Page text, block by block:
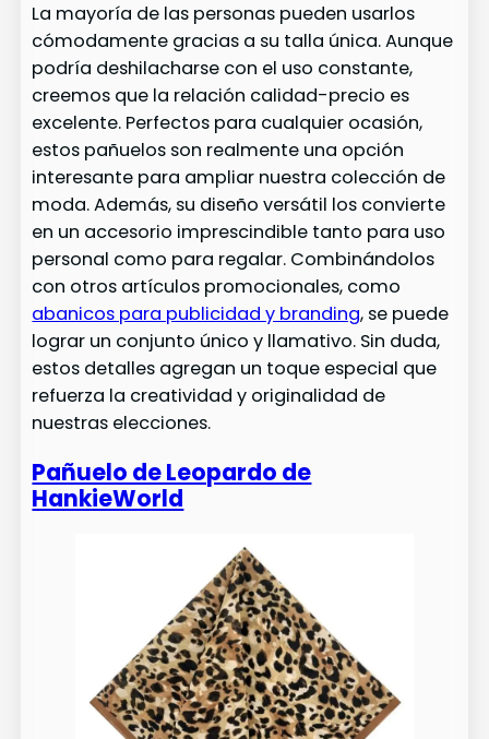
La mayoría de las personas pueden usarlos
cómodamente gracias a su talla única. Aunque
podría deshilacharse con el uso constante,
creemos que la relación calidad-precio es
excelente. Perfectos para cualquier ocasión,
estos pañuelos son realmente una opción
interesante para ampliar nuestra colección de
moda. Además, su diseño versátil los convierte
en un accesorio imprescindible tanto para uso
personal como para regalar. Combinándolos
con otros artículos promocionales, como
abanicos para publicidad y branding, se puede
lograr un conjunto único y llamativo. Sin duda,
estos detalles agregan un toque especial que
refuerza la creatividad y originalidad de
nuestras elecciones.
Pañuelo de Leopardo de
HankieWorld